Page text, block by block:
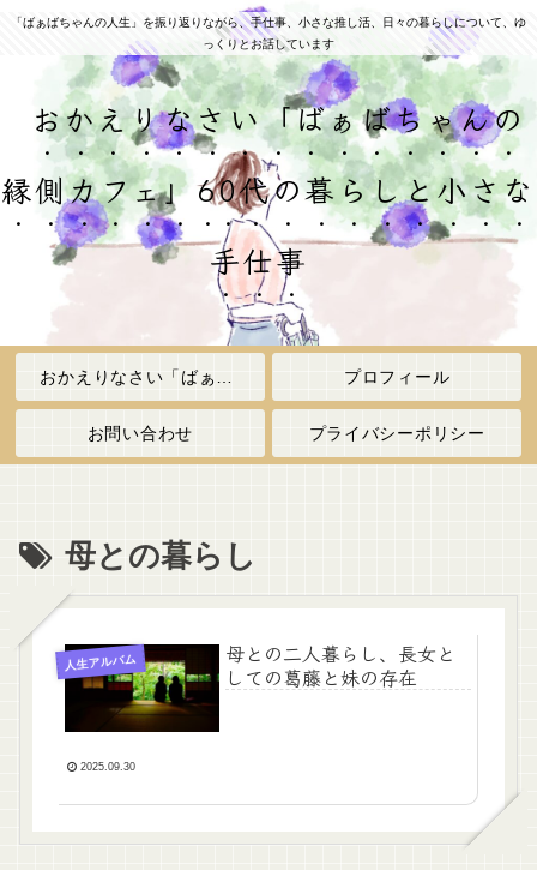
「ばぁばちゃんの人生」を振り返りながら、手仕事、小さな推し活、日々の暮らしについて、ゆ
っくりとお話しています
おかえりなさい「ばぁばちゃんの
縁側カフェ」60代の暮らしと小さな
手仕事
プロフィール
お問い合わせ プライバシーポリシー
母との暮らし
人生アルバム
母との二人暮らし、長女と
しての葛藤と妹の存在
2025.09.30